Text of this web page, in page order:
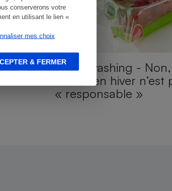
conserverons votre
en utilisant le lien «
mes choix
& FERMERGreenwashing -
fraises en hiver n’est
« responsable »